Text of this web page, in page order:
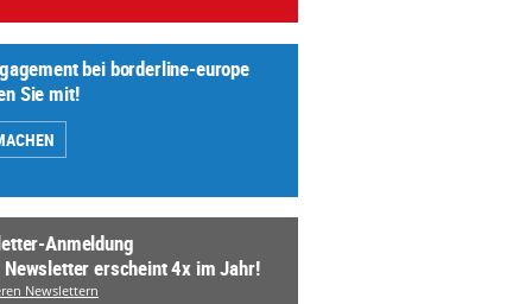
bei borderline-europe
Sie mit!
Anmeldung
Newsletter erscheint 4x im Jahr!
Newslettern